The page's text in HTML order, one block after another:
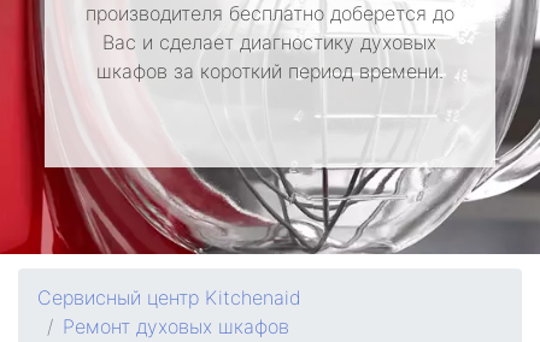
производителя бесплатно доберется до
Вас и сделает диагностику духовых
шкафов за короткий период времени.
Сервисный центр Kitchenaid
Ремонт духовых шкафов